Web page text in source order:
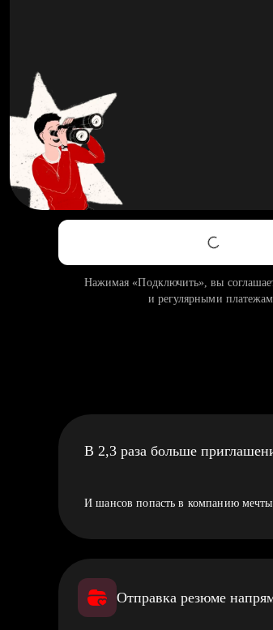
Нажимая «Подключить», вы
и регулярными
В 2,3 раза больше
И шансов попасть в компанию мечты
Отправка резюме